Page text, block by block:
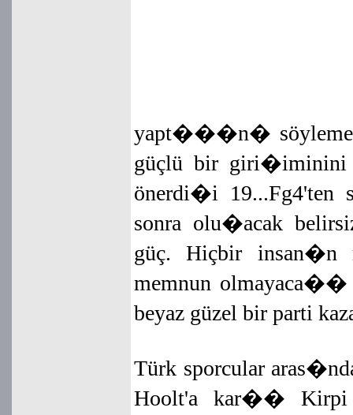
yapt���n�
güçlü bir giri�iminini
önerdi�i 19...Fg4'ten
sonra olu�acak
güç. Hiçbir insan�n
memnun olmayaca��
beyaz güzel bir parti
Türk sporcular
Hoolt'a kar�� Kirpi